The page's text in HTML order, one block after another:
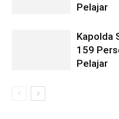
Pelajar
Kapolda
159
Pelajar